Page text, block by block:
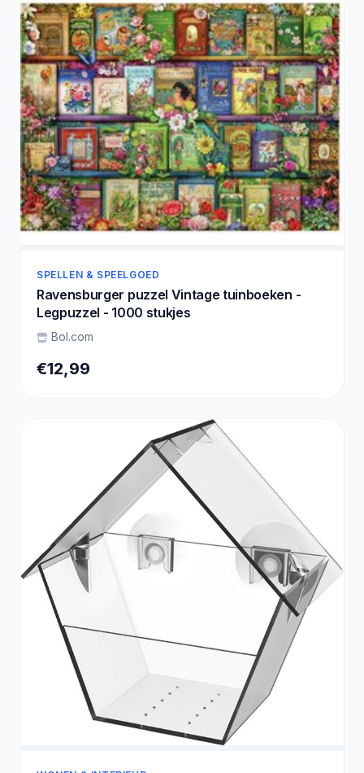
SPELLEN & SPEELGOED
Ravensburger puzzel Vintage tuinboeken -
Legpuzzel - 1000 stukjes
Bol.com
€12,99